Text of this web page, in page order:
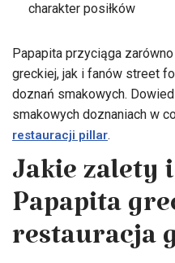
charakter posiłków
Papapita przyciąga
greckiej, jak i fanów street
doznań smakowych.
smakowych doznaniach w
restauracji pillar.
Jakie zalety
Papapita
restauracja